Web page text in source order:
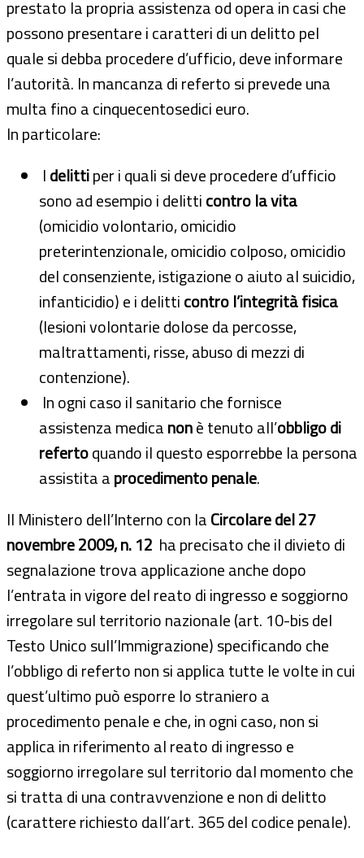
prestato la propria assistenza od opera in casi che
possono presentare i caratteri di un delitto pel
quale si debba procedere d’ufficio, deve informare
l’autorità. In mancanza di referto si prevede una
multa fino a cinquecentosedici euro.
In particolare:
Idelittiper i quali si deve procedere d’ufficio
sono ad esempio i delitticontro la vita
(omicidio volontario, omicidio
preterintenzionale, omicidio colposo, omicidio
del consenziente, istigazione o aiuto al suicidio,
infanticidio) e i delitticontro l’integrità fisica
(lesioni volontarie dolose da percosse,
maltrattamenti, risse, abuso di mezzi di
contenzione).
In ogni caso il sanitario che fornisce
assistenza medicanonè tenuto all’obbligo di
refertoquando il questo esporrebbe la persona
assistita aprocedimento penale.
Il Ministero dell’Interno con laCircolare del 27
novembre 2009, n. 12 ha precisato che il divieto di
segnalazione trova applicazione anche dopo
l’entrata in vigore del reato di ingresso e soggiorno
irregolare sul territorio nazionale (art. 10-bis del
Testo Unico sull’Immigrazione) specificando che
l’obbligo di referto non si applica tutte le volte in cui
quest’ultimo può esporre lo straniero a
procedimento penale e che, in ogni caso, non si
applica in riferimento al reato di ingresso e
soggiorno irregolare sul territorio dal momento che
si tratta di una contravvenzione e non di delitto
(carattere richiesto dall’art. 365 del codice penale).